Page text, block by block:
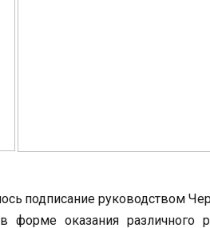
подписание руководством
оказания различного